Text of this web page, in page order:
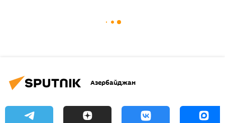
Азербайджан